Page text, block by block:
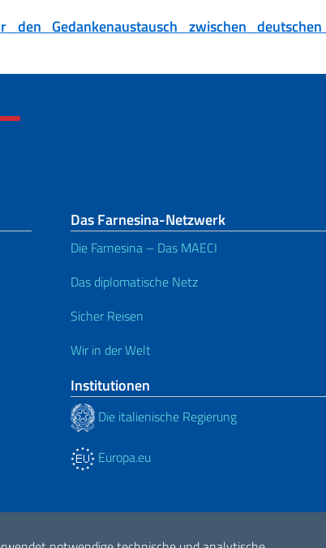
den Gedankenaustausch zwischen
Das Farnesina-Netzwerk
Die Farnesina – Das MAECI
Das diplomatische Netz
Sicher Reisen
Wir in der Welt
Institutionen
Die italienische Regierung
Europa.eu